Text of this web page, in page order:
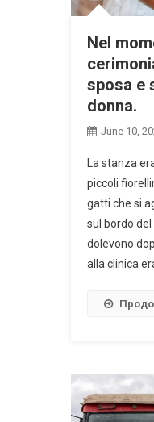
Nel
sposa e
donna.
June 10,
La stanza
piccoli
gatti che si
sul bordo
dolevo­no
alla clinica